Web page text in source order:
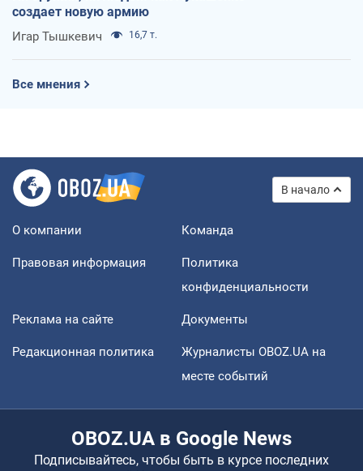
создает новую армию
Игар Тышкевич 16,7 т.
Все мнения
В начало
О компании Команда
Правовая информация
Политика
конфиденциальности
Реклама на сайте Документы
Редакционная политика
Журналисты OBOZ.UA на
месте событий
OBOZ.UA в Google News
Подписывайтесь, чтобы быть в курсе последних